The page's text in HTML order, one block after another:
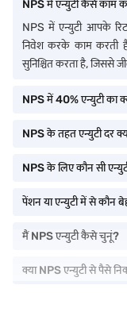
NPS में एन्युटी कैसे काम
NPS में एन्युटी आपके
निवेश करके काम करती
सुनिश्चित करता है, जिससे
NPS में 40% एन्युटी का
NPS के तहत एन्युटी दर
NPS के लिए कौन सी
पेंशन या एन्युटी में से कौन
मैं NPS एन्युटी कैसे चुनूं?
क्या NPS एन्युटी से पैसे